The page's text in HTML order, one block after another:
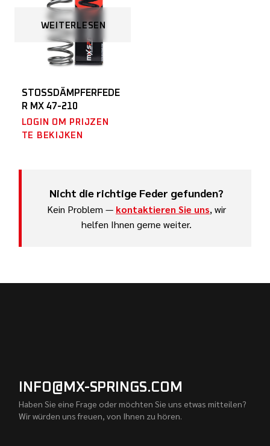
WEITERLESEN
STOSSDÄMPFERFEDER
MX 47-210
LOGIN OM PRIJZEN
TE BEKIJKEN
Nicht die richtige Feder gefunden?
Kein Problem — kontaktieren Sie uns, wir
helfen Ihnen gerne weiter.
INFO@MX-SPRINGS.COM
Haben Sie eine Frage oder möchten Sie uns etwas mitteilen?
Wir würden uns freuen, von Ihnen zu hören.